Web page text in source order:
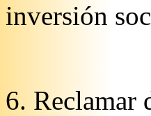
inversión
6. Reclamar